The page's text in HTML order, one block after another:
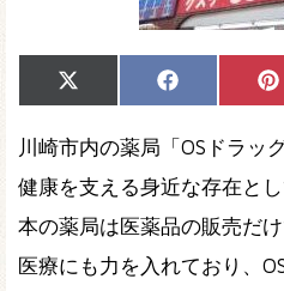
Share
on
X
(Twitter)
Share
on
Facebook
川崎市内の薬局「OSドラッ
健康を支える身近な存在と
本の薬局は医薬品の販売だ
医療にも力を入れており、